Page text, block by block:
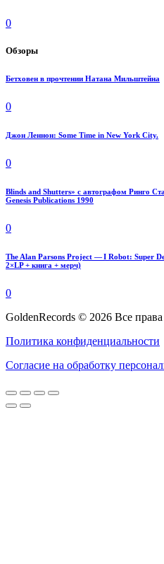
0
Обзоры
Бетховен в прочтении Натана Мильштейна
0
Джон Леннон: Some Time in New York City.
0
Blinds and Shutters» с автографом Ринго
Genesis Publications 1990
0
The Alan Parsons Project — I Robot: Super
2×LP + книга + мерч)
0
GoldenRecords © 2026 Все
Политика конфиденциальности
Согласие на обработку